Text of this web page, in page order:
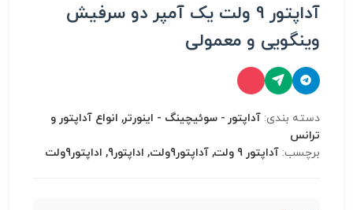
آداپتور 9 ولت یک آمپر دو سرفیش
وینگویی و معمولی
دسته بندی: آداپتور - سوئیچینگ - اینورتر, انواع آداپتور و
ترانس
برچسب: آداپتور 9 ولت, آداپتور9ولت, اداپتور9, اداپتور9ولت